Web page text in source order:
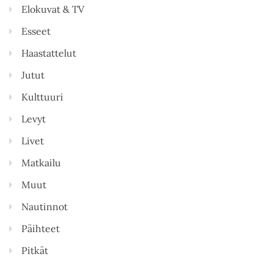
Elokuvat & TV
Esseet
Haastattelut
Jutut
Kulttuuri
Levyt
Livet
Matkailu
Muut
Nautinnot
Päihteet
Pitkät